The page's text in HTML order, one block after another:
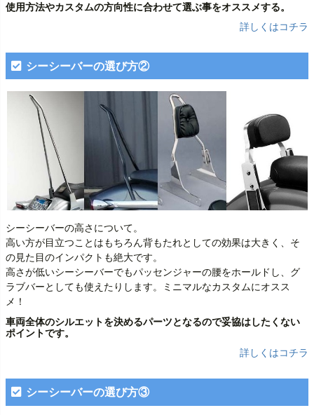
使用方法やカスタムの方向性に合わせて選ぶ事をオススメする。
詳しくはコチラ
シーシーバーの選び方②
シーシーバーの高さについて。
高い方が目立つことはもちろん背もたれとしての効果は大きく、そ
の見た目のインパクトも絶大です。
高さが低いシーシーバーでもパッセンジャーの腰をホールドし、グ
ラブバーとしても使えたりします。ミニマルなカスタムにオスス
メ！
車両全体のシルエットを決めるパーツとなるので妥協はしたくない
ポイントです。
詳しくはコチラ
シーシーバーの選び方③